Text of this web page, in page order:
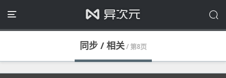
同步 / 相关/ 第8页